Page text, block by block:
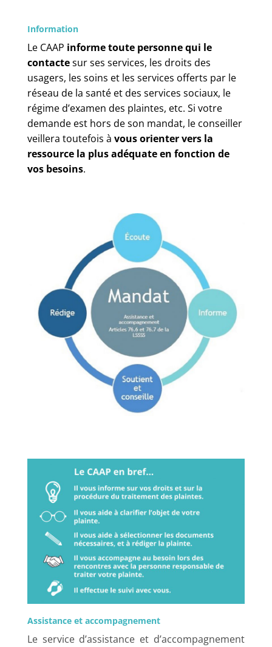
Information
Le CAAP informe toute personne qui le
contactesur ses services, les droits des
usagers, les soins et les services offerts par le
réseau de la santé et des services sociaux, le
régime d’examen des plaintes, etc. Si votre
demande est hors de son mandat, le conseiller
veillera toutefois à vous orienter vers la
ressource la plus adéquate en fonction de
vos besoins.
Assistance et accompagnement
Le service d’assistance et d’accompagnement